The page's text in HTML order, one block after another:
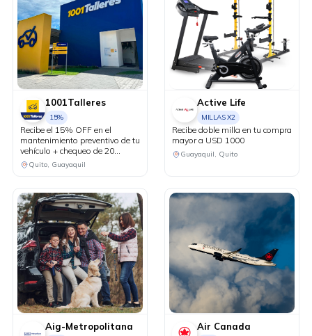
1001Talleres
15%
Recibe el 15% OFF en el
mantenimiento preventivo de tu
vehículo + chequeo de 20
puntos sin costo.
Quito, Guayaquil
Active Life
MILLAS X2
Recibe doble milla en tu compra
mayor a USD 1000
Guayaquil, Quito
Aig-Metropolitana Air Canada